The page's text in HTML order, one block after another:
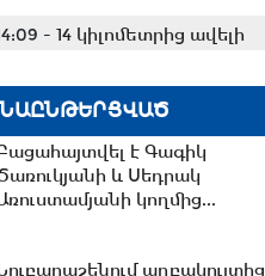
- 14 կիլոմետրից ավելի
երեք համայնք՝...
-TRIPP-ի ՍԴ-ի
որոշելու վերաբերյալ...
է Գագիկ
և Սեդրակ
կողմից...
աղբակույտից